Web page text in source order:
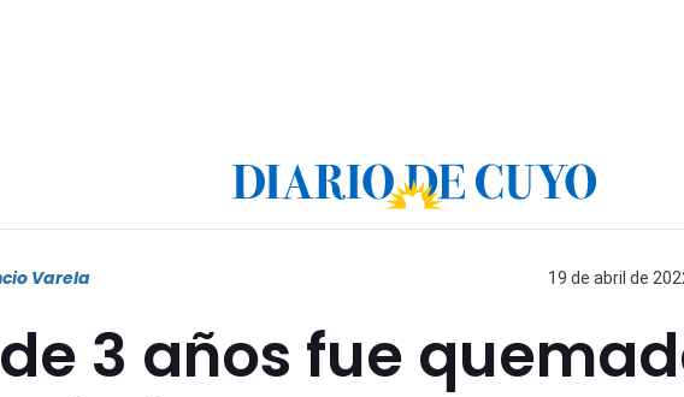
Varela 19 de abril de
3 años fue